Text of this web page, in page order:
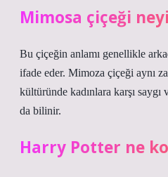
Mimosa çiçeği
Bu çiçeğin anlamı genellikle
ifade eder. Mimoza çiçeği aynı
kültüründe kadınlara karşı
da bilinir.
Harry Potter ne